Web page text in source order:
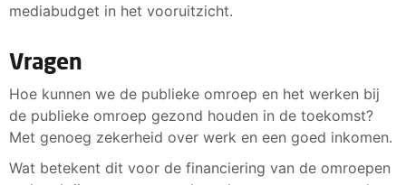
mediabudget in het vooruitzicht.
Vragen
Hoe kunnen we de publieke omroep en het werken bij
de publieke omroep gezond houden in de toekomst?
Met genoeg zekerheid over werk en een goed inkomen.
Wat betekent dit voor de financiering van de omroepen